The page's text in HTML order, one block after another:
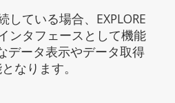
している場合、EXPLORE
ンタフェースとして機能
データ表示やデータ取得
なります。